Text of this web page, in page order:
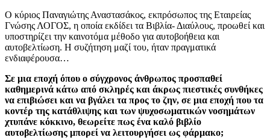
Ο κύριος Παναγιώτης Αναστασάκος, εκπρόσωπος της Εταιρείας
Γνώσης ΛΟΓΟΣ, η οποία εκδίδει τα Bιβλία- Διαύλους, προωθεί και
υποστηρίζει την καινοτόμα μέθοδο για αυτοβοήθεια και
αυτοβελτίωση. Η συζήτηση μαζί του, ήταν πραγματικά
ενδιαφέρουσα…
Σε μια εποχή όπου ο σύγχρονος άνθρωπος προσπαθεί
καθημερινά κάτω από σκληρές και άκρως πιεστικές συνθήκες
να επιβιώσει και να βγάλει τα προς το ζην, σε μια εποχή που τα
κοντέρ της κατάθλιψης και των ψυχοσωματικών νοσημάτων
χτυπάνε κόκκινο, θεωρείτε πως ένα καλό βιβλίο
αυτοβελτίωσης μπορεί να λειτουργήσει ως φάρμακο;